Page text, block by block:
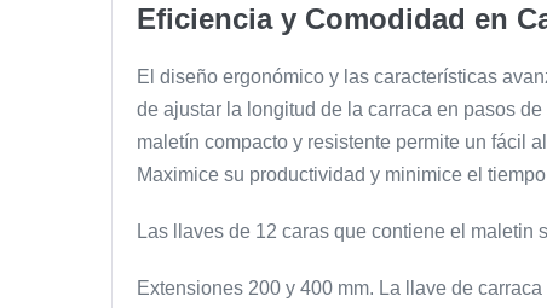
Eficiencia y Comodidad en
El diseño ergonómico y las características
de ajustar la longitud de la carraca en pasos
maletín compacto y resistente permite un fácil
Maximice su productividad y minimice el
Las llaves de 12 caras que contiene el maletin
Extensiones 200 y 400 mm. La llave de